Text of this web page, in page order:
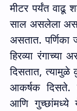
मीटर पर्यंत
साल असलेला
असतात. पर्णिका
हिरव्या
दिसतात,त्यामुळे
आकर्षक
आणि गुच्छांमध्ये